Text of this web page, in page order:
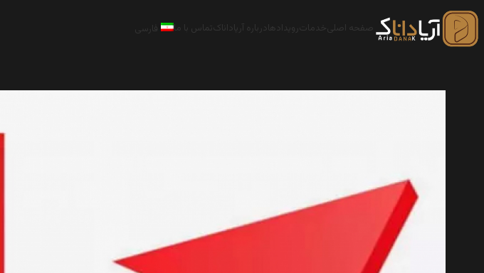
صفحه اصلی خدمات رویدادها درباره آریاداناکتماس با ما فارسی